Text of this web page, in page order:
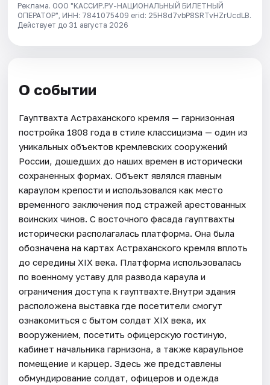
Реклама. ООО "КАССИР.РУ-НАЦИОНАЛЬНЫЙ БИЛЕТНЫЙ
ОПЕРАТОР", ИНН: 7841075409 erid: 25H8d7vbP8SRTvHZrUcdLB.
Действует до 31 августа 2026
О событии
Гауптвахта Астраханского кремля — гарнизонная
постройка 1808 года в стиле классицизма — один из
уникальных объектов кремлевских сооружений
России, дошедших до наших времен в исторически
сохраненных формах. Объект являлся главным
караулом крепости и использовался как место
временного заключения под стражей арестованных
воинских чинов. С восточного фасада гауптвахты
исторически располагалась платформа. Она была
обозначена на картах Астраханского кремля вплоть
до середины XIX века. Платформа использовалась
по военному уставу для развода караула и
ограничения доступа к гауптвахте.Внутри здания
расположена выставка где посетители смогут
ознакомиться с бытом солдат XIX века, их
вооружением, посетить офицерскую гостиную,
кабинет начальника гарнизона, а также караульное
помещение и карцер. Здесь же представлены
обмундирование солдат, офицеров и одежда